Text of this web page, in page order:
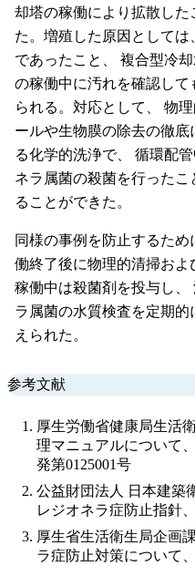
却塔の稼働により拡散し
た。増殖した原因として
であったこと、 複合型冷
の稼働中に汚れを確認し
られる。対応として、 物
ールや生物膜の除去の徹
る化学的洗浄で、 循環配
ネラ属菌の殺菌を行った
ることができた。
同様の事例を防止するた
働終了後に物理的清掃およ
稼働中は殺菌剤を投与し
ラ属菌の水質検査を定期
えられた。
参考文献
厚生労働省健康局生活
理マニュアルについて
発第0125001号
公益財団法人 日本建築
レジオネラ症防止指針
厚生省生活衛生局企画
ラ症防止対策について